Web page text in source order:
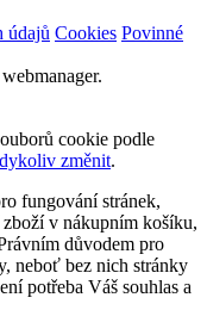
údajů Cookies Povinné
cookie podle
změnit.
fungování stránek,
v nákupním košíku,
důvodem pro
neboť bez nich stránky
potřeba Váš souhlas a